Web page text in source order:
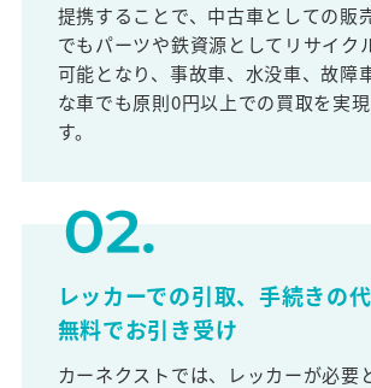
提携することで、中古車としての販
でもパーツや鉄資源としてリサイク
可能となり、事故車、水没車、故障
な車でも原則0円以上での買取を実
す。
レッカーでの引取、手続きの
無料でお引き受け
カーネクストでは、レッカーが必要